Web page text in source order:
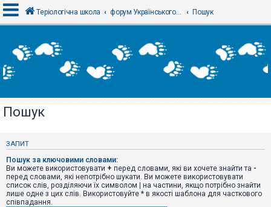
х
і
Р
с
р
а
ц
і
я
Теріологічна школа форум Українського теріологічного товариства Пошук
Пошук
ЗАПИТ
Пошук за ключовими словами:
Ви можете використовувати + перед словами, які ви хочете знайти та -
перед словами, які непотрібно шукати. Ви можете використовувати
список слів, розділяючи їх символом | на частини, якщо потрібно знайти
лише одне з цих слів. Використовуйте * в якості шаблона для часткового
співпадання.